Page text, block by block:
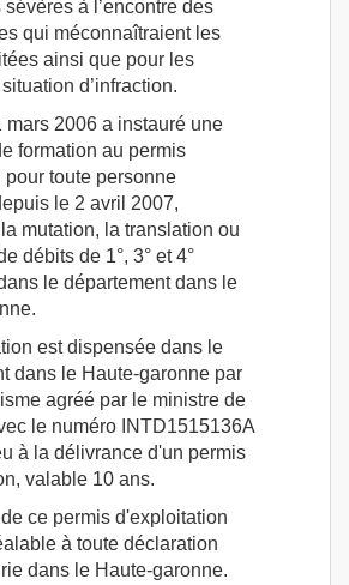
à l’encontre des
qui méconnaîtraient les
ainsi que pour les
d’infraction.
mars 2006 a instauré une
formation au permis
toute personne
le 2 avril 2007,
mutation, la translation ou
débits de 1°, 3° et 4°
le département dans le
est dispensée dans le
dans le Haute-garonne par
agréé par le ministre de
le numéro INTD1515136A
à la délivrance d'un permis
valable 10 ans.
ce permis d'exploitation
à toute déclaration
dans le Haute-garonne.